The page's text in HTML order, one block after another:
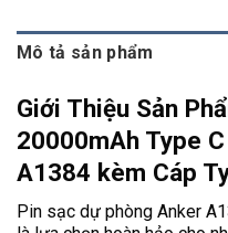
Mô tả sản phẩm
Giới Thiệu Sản
20000mAh Type
A1384 kèm Cáp
Pin sạc dự phòng Anker